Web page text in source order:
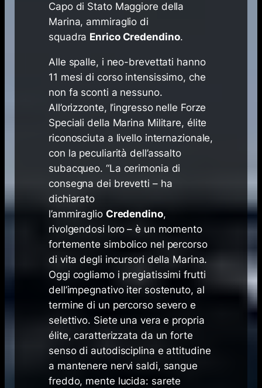
Capo di Stato Maggiore della
Marina, ammiraglio di
squadra Enrico Credendino.
Alle spalle, i neo-brevettati hanno
11 mesi di corso intensissimo, che
non fa sconti a nessuno.
All’orizzonte, l’ingresso nelle Forze
Speciali della Marina Militare, élite
riconosciuta a livello internazionale,
con la peculiarità dell’assalto
subacqueo. “La cerimonia di
consegna dei brevetti – ha
dichiarato
l’ammiraglio Credendino,
rivolgendosi loro – è un momento
fortemente simbolico nel percorso
di vita degli incursori della Marina.
Oggi cogliamo i pregiatissimi frutti
dell’impegnativo iter sostenuto, al
termine di un percorso severo e
selettivo. Siete una vera e propria
élite, caratterizzata da un forte
senso di autodisciplina e attitudine
a mantenere nervi saldi, sangue
freddo, mente lucida: sarete